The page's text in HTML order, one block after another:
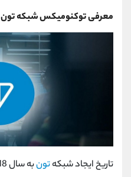
معرفی توکنومیکس شبکه تون
تاریخ ایجاد شبکهتون